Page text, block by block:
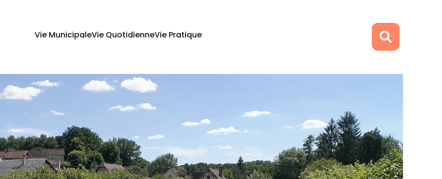
Vie MunicipaleVie QuotidienneVie Pratique